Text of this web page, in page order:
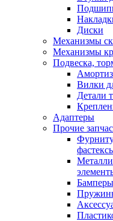
Диски
Механизмы
Механизмы
Подвеска,
Вилки
Детали
Адаптеры
Прочие
Бамперы